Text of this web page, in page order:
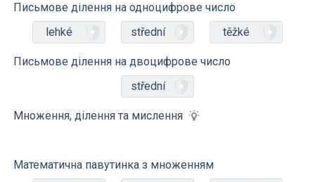
Письмове ділення на одноцифрове число
lehké
střední těžké
Письмове ділення на двоцифрове число
střední
Множення, ділення та мислення
Математична павутинка з множенням